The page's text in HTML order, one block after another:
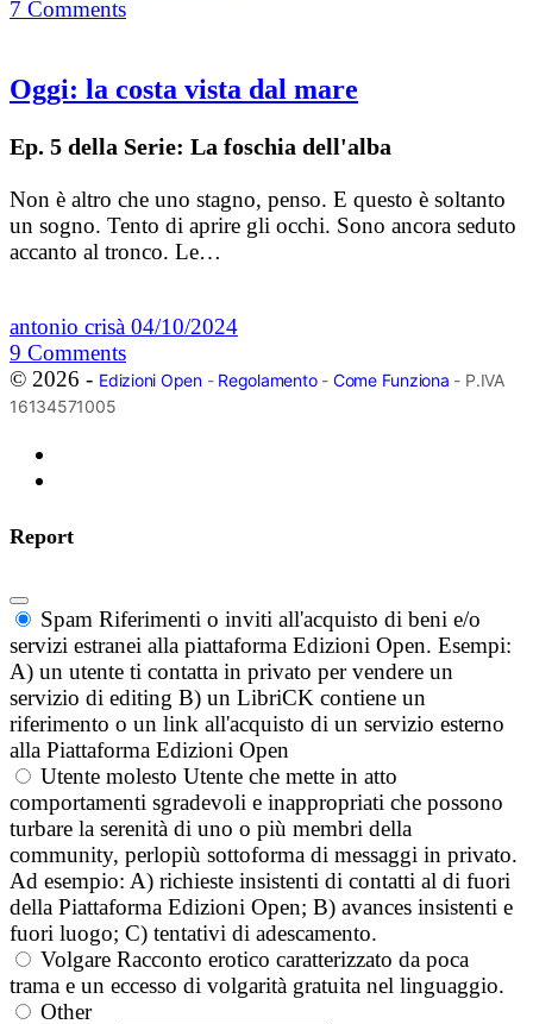
7 Comments
Oggi: la costa vista dal mare
Ep. 5 della Serie: La foschia dell'alba
Non è altro che uno stagno, penso. E questo è soltanto
un sogno. Tento di aprire gli occhi. Sono ancora seduto
accanto al tronco. Le…
antonio crisà 04/10/2024
9 Comments
© 2026 - Edizioni Open- Regolamento- Come Funziona - P.IVA
16134571005
Report
Spam Riferimenti o inviti all'acquisto di beni e/o
servizi estranei alla piattaforma Edizioni Open. Esempi:
A) un utente ti contatta in privato per vendere un
servizio di editing B) un LibriCK contiene un
riferimento o un link all'acquisto di un servizio esterno
alla Piattaforma Edizioni Open
Utente molesto Utente che mette in atto
comportamenti sgradevoli e inappropriati che possono
turbare la serenità di uno o più membri della
community, perlopiù sottoforma di messaggi in privato.
Ad esempio: A) richieste insistenti di contatti al di fuori
della Piattaforma Edizioni Open; B) avances insistenti e
fuori luogo; C) tentativi di adescamento.
Volgare Racconto erotico caratterizzato da poca
trama e un eccesso di volgarità gratuita nel linguaggio.
Other